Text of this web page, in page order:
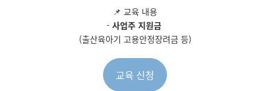
📌 교육 내용
- 사업주 지원금
(출산육아기 고용안정장려금 등)
교육 신청